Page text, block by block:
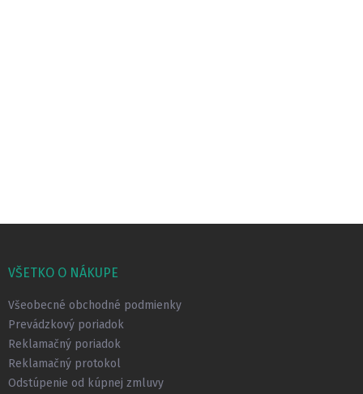
pVŠETKO O NÁKUPE
Všeobecné obchodné podmienky
Prevádzkový poriadok
Reklamačný poriadok
Reklamačný protokol
Odstúpenie od kúpnej zmluvy